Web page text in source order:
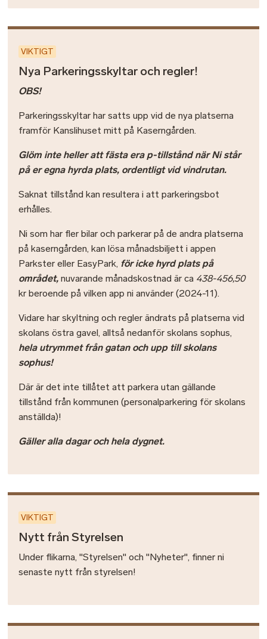
VIKTIGT
Nya Parkeringsskyltar och regler!
OBS!
Parkeringsskyltar har satts upp vid de nya platserna
framför Kanslihuset mitt på Kaserngården.
Glöm inte heller att fästa era p-tillstånd när Ni står
på er egna hyrda plats, ordentligt vid vindrutan.
Saknat tillstånd kan resultera i att parkeringsbot
erhålles.
Ni som har fler bilar och parkerar på de andra platserna
på kaserngården, kan lösa månadsbiljett i appen
Parkster eller EasyPark, för icke hyrd plats på
området, nuvarande månadskostnad är ca 438-456,50
kr beroende på vilken app ni använder (2024-11).
Vidare har skyltning och regler ändrats på platserna vid
skolans östra gavel, alltså nedanför skolans sophus,
hela utrymmet från gatan och upp till skolans
sophus!
Där är det inte tillåtet att parkera utan gällande
tillstånd från kommunen (personalparkering för skolans
anställda)!
Gäller alla dagar och hela dygnet.
VIKTIGT
Nytt från Styrelsen
Under flikarna, "Styrelsen" och "Nyheter", finner ni
senaste nytt från styrelsen!